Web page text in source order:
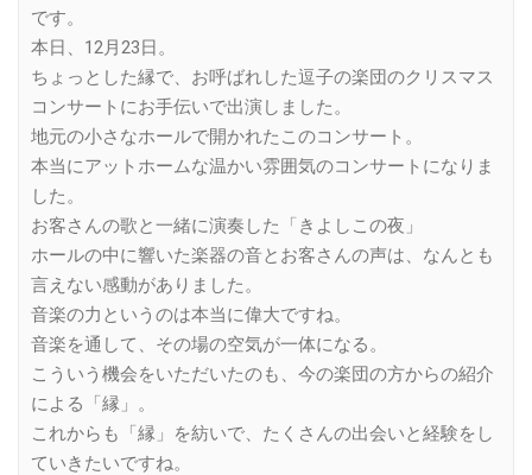
です。
本日、12月23日。
ちょっとした縁で、お呼ばれした逗子の楽団のクリスマス
コンサートにお手伝いで出演しました。
地元の小さなホールで開かれたこのコンサート。
本当にアットホームな温かい雰囲気のコンサートになりま
した。
お客さんの歌と一緒に演奏した「きよしこの夜」
ホールの中に響いた楽器の音とお客さんの声は、なんとも
言えない感動がありました。
音楽の力というのは本当に偉大ですね。
音楽を通して、その場の空気が一体になる。
こういう機会をいただいたのも、今の楽団の方からの紹介
による「縁」。
これからも「縁」を紡いで、たくさんの出会いと経験をし
ていきたいですね。